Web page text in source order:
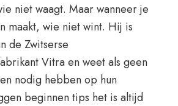
niet waagt. Maar wanneer je
maakt, wie niet wint. Hij is
de Zwitserse
Vitra en weet als geen
nodig hebben op hun
beginnen tips het is altijd